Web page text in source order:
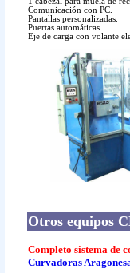
Comunicación con PC.
Pantallas personalizadas.
Puertas automáticas.
Eje de carga con volante
Otros equipos
Completo sistema de
Curvadoras